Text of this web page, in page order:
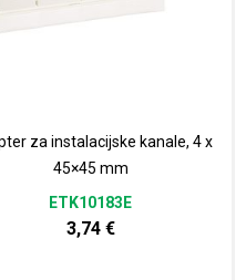
za instalacijske kanale, 4 x
45×45 mm
ETK10183E
3,74 €